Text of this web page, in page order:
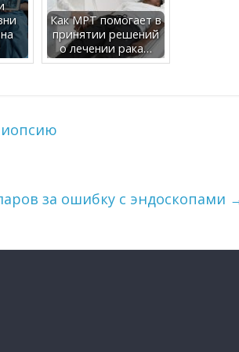
Как МРТ помогает в
принятии решений
о лечении рака…
за ошибку с эндоскопами